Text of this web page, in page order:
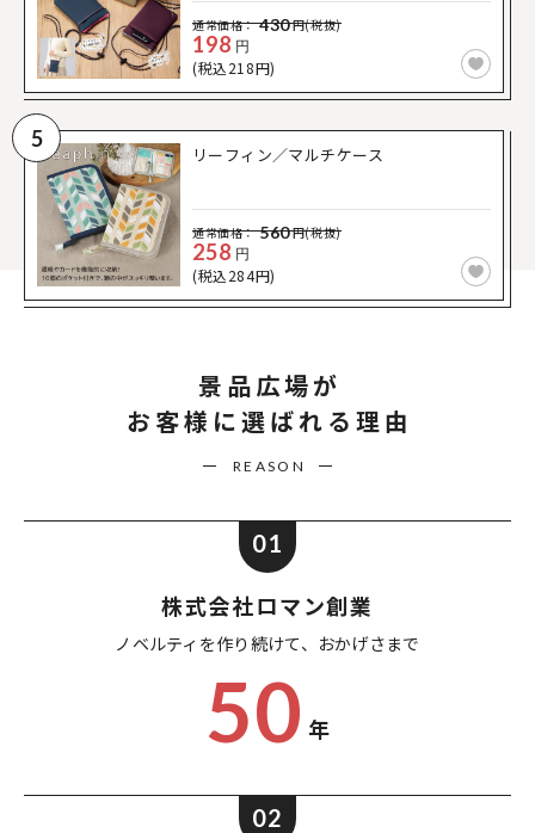
通常価格： 430円(税抜)
198 円
(税込218円)
5
リーフィン／マルチケース
通常価格： 560円(税抜)
258 円
(税込284円)
景品広場が
お客様に選ばれる理由
REASON
01
株式会社ロマン創業
ノベルティを作り続けて、 おかげさまで
50 年
02